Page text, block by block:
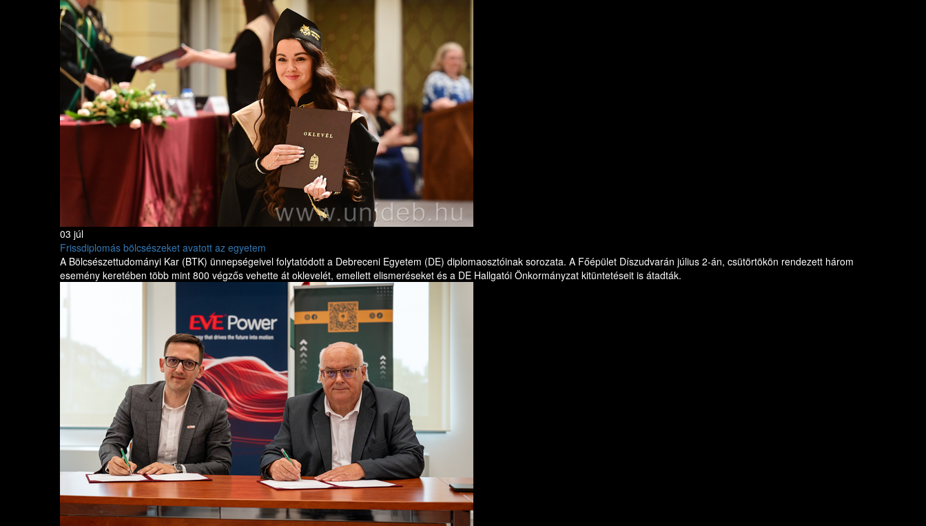
03 júl
Frissdiplomás bölcsészeket avatott az egyetem
A Bölcsészettudományi Kar (BTK) ünnepségeivel folytatódott a Debreceni Egyetem (DE) diplomaosztóinak sorozata. A Főépület Díszudvarán július 2-án, csütörtökön rendezett három
esemény keretében több mint 800 végzős vehette át oklevelét, emellett elismeréseket és a DE Hallgatói Önkormányzat kitüntetéseit is átadták.